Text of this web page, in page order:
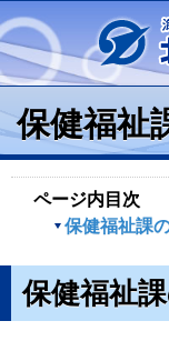
保健福祉
ページ内目次
保健福祉課
保健福祉